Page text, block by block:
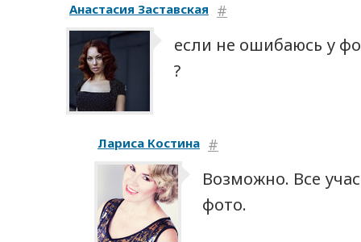
Анастасия Заставская #
если не ошибаюсь у
?
Лариса Костина #
Возможно. Все
фото.